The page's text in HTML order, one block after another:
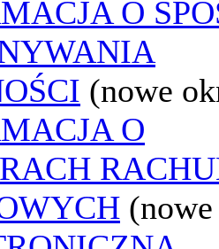
O
(nowe
O